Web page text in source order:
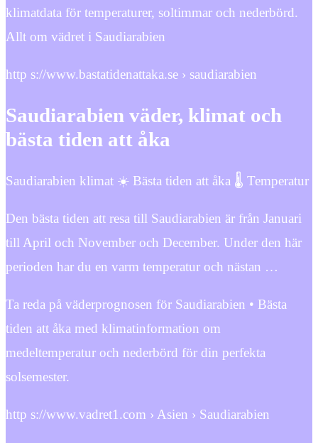
klimatdata för temperaturer, soltimmar och nederbörd.
Allt om vädret i Saudiarabien
http s://www.bastatidenattaka.se › saudiarabien
Saudiarabien väder, klimat och
bästa tiden att åka
Saudiarabien klimat ☀️ Bästa tiden att åka 🌡️ Temperatur
Den bästa tiden att resa till Saudiarabien är från Januari
till April och November och December. Under den här
perioden har du en varm temperatur och nästan …
Ta reda på väderprognosen för Saudiarabien • Bästa
tiden att åka med klimatinformation om
medeltemperatur och nederbörd för din perfekta
solsemester.
http s://www.vadret1.com › Asien › Saudiarabien